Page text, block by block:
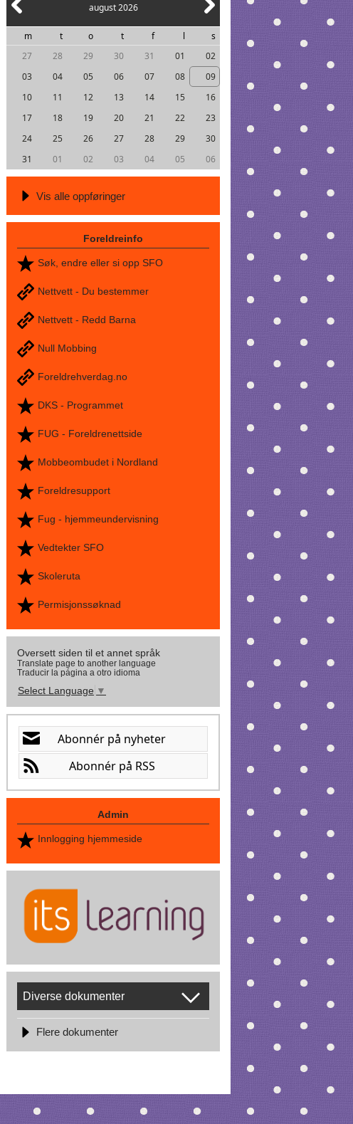
august 2026
m t o t f l
s
27
28 29 30 31 01
02
03
04 05 06 07 08
09
10
11 12 13 14 15
16
17
18 19 20 21 22
23
24
25 26 27 28 29
30
31
01 02 03 04 05 06
Vis alle oppføringer
Foreldreinfo
Søk, endre eller si opp SFO
Nettvett - Du bestemmer
Nettvett - Redd Barna
Null Mobbing
Foreldrehverdag.no
DKS - Programmet
FUG - Foreldrenettside
Mobbeombudet i Nordland
Foreldresupport
Fug - hjemmeundervisning
Vedtekter SFO
Skoleruta
Permisjonssøknad
Oversett siden til et annet språk
Translate page to another language
Traducir la página a otro idioma
Select Language ▼
Admin
Innlogging hjemmeside
Diverse dokumenter
Flere dokumenter